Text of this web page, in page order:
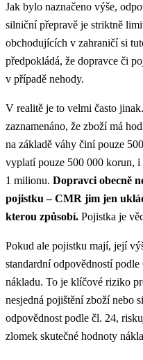
Jak bylo naznačeno výše,
silniční přepravě je striktně
obchodujících v zahraničí si
předpokládá, že dopravce či
v případě nehody.
V realitě je to velmi často
zaznamenáno, že zboží má
na základě váhy činí pouze
vyplatí pouze 500 000 korun,
1 milionu. Dopravci obecně
pojistku – CMR jim jen
kterou způsobí. Pojistka je
Pokud ale pojistku mají, její
standardní odpovědností
nákladu. To je klíčové riziko
nesjedná pojištění zboží nebo
odpovědnost podle čl. 24,
zlomek skutečné hodnoty